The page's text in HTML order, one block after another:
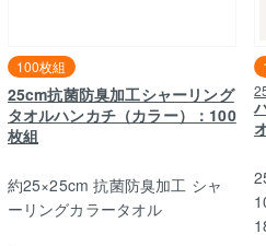
25cm抗菌防臭加工シャーリング
タオルハンカチ（カラー）：100
枚組
100枚組
約25×25cm 抗菌防臭加工 シャ
ーリングカラータオル